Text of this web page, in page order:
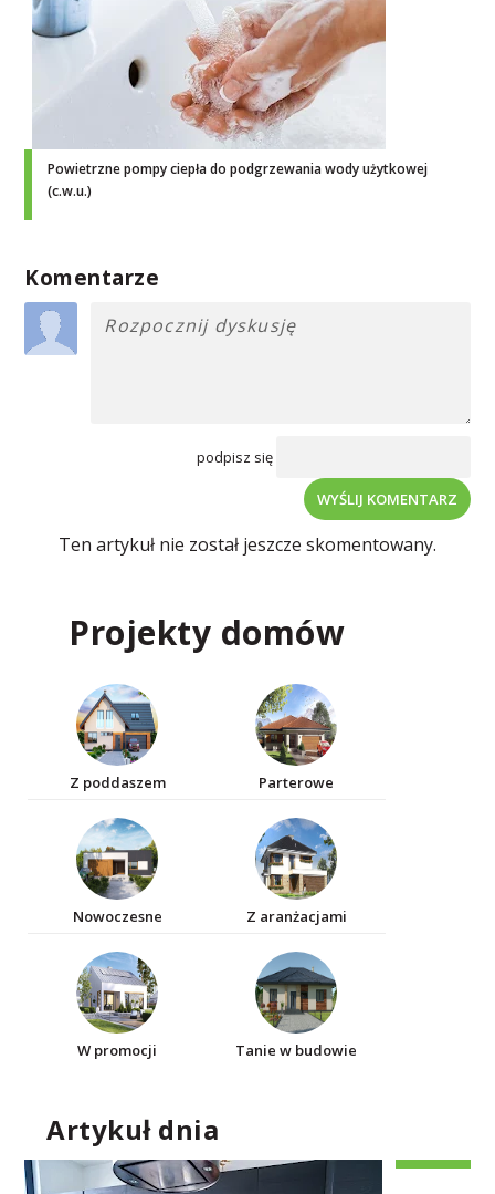
Powietrzne pompy ciepła do podgrzewania wody użytkowej
(c.w.u.)
Komentarze
podpisz się
WYŚLIJ KOMENTARZ
Ten artykuł nie został jeszcze skomentowany.
Projekty domów
Z poddaszem Parterowe
Nowoczesne Z aranżacjami
W promocji Tanie w budowie
Artykuł dnia